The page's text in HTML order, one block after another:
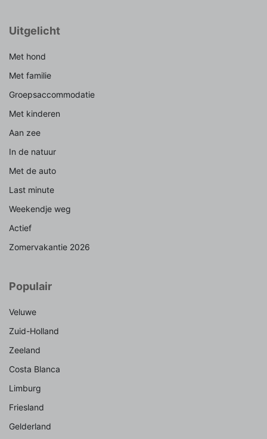
Uitgelicht
Met hond
Met familie
Groepsaccommodatie
Met kinderen
Aan zee
In de natuur
Met de auto
Last minute
Weekendje weg
Actief
Zomervakantie 2026
Populair
Veluwe
Zuid-Holland
Zeeland
Costa Blanca
Limburg
Friesland
Gelderland